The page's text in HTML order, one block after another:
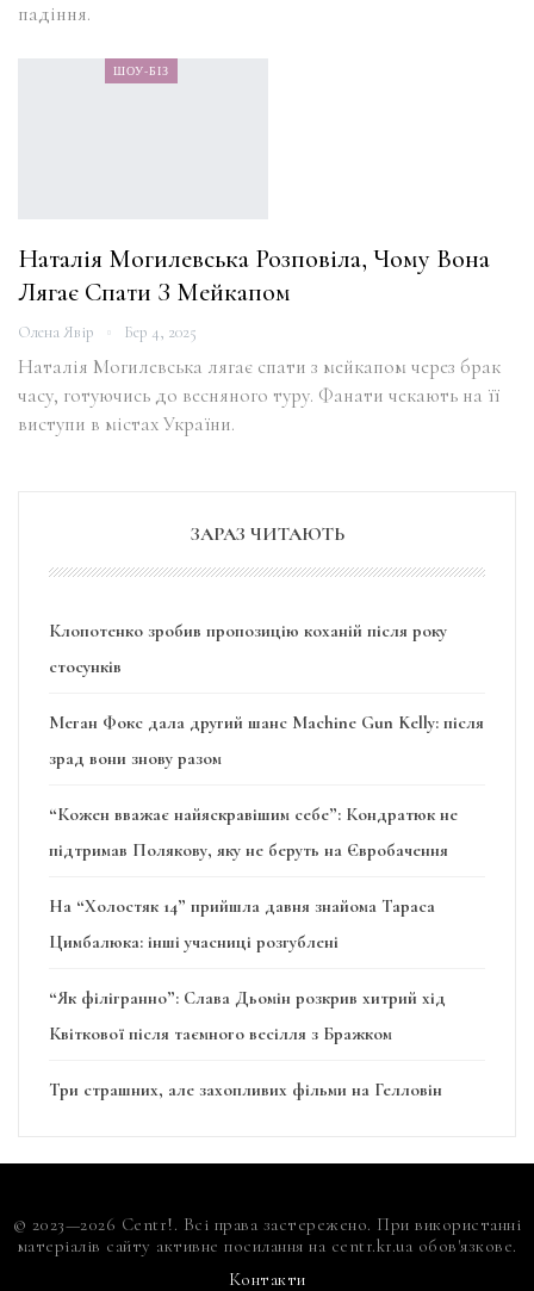
падіння.
ШОУ-БІЗ
Наталія Могилевська Розповіла, Чому Вона
Лягає Спати З Мейкапом
Олена Явір Бер 4, 2025
Наталія Могилевська лягає спати з мейкапом через брак
часу, готуючись до весняного туру. Фанати чекають на її
виступи в містах України.
ЗАРАЗ ЧИТАЮТЬ
Клопотенко зробив пропозицію коханій після року
стосунків
Меган Фокс дала другий шанс Machine Gun Kelly: після
зрад вони знову разом
“Кожен вважає найяскравішим себе”: Кондратюк не
підтримав Полякову, яку не беруть на Євробачення
На “Холостяк 14” прийшла давня знайома Тараса
Цимбалюка: інші учасниці розгублені
“Як філігранно”: Слава Дьомін розкрив хитрий хід
Квіткової після таємного весілля з Бражком
Три страшних, але захопливих фільми на Гелловін
© 2023—2026 Centr!. Всі права застережено. При використанні
матеріалів сайту активне посилання на centr.kr.ua обов'язкове.
Контакти